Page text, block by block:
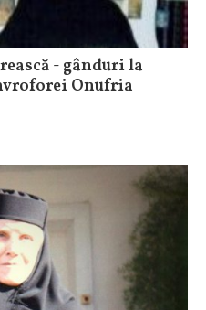
- gânduri la
Onufria